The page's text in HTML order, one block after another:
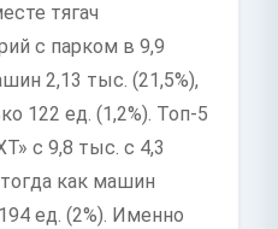
тягач
с парком в 9,9
2,13 тыс. (21,5%),
122 ед. (1,2%). Топ-5
с 9,8 тыс. с 4,3
как машин
ед. (2%). Именно